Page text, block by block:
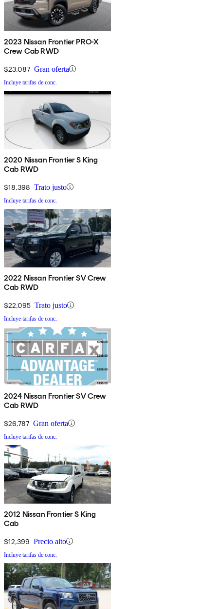
2023 Nissan Frontier PRO-X
Crew Cab RWD
$23,087 Gran oferta
Incluye tarifas de conc.
2020 Nissan Frontier S King
Cab RWD
$18,398 Trato justo
Incluye tarifas de conc.
2022 Nissan Frontier SV Crew
Cab RWD
$22,095 Trato justo
Incluye tarifas de conc.
2024 Nissan Frontier SV Crew
Cab RWD
$26,787 Gran oferta
Incluye tarifas de conc.
2012 Nissan Frontier S King
Cab
$12,399 Precio alto
Incluye tarifas de conc.